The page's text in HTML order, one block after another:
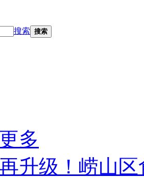
搜索 搜索
更多
升级！崂山